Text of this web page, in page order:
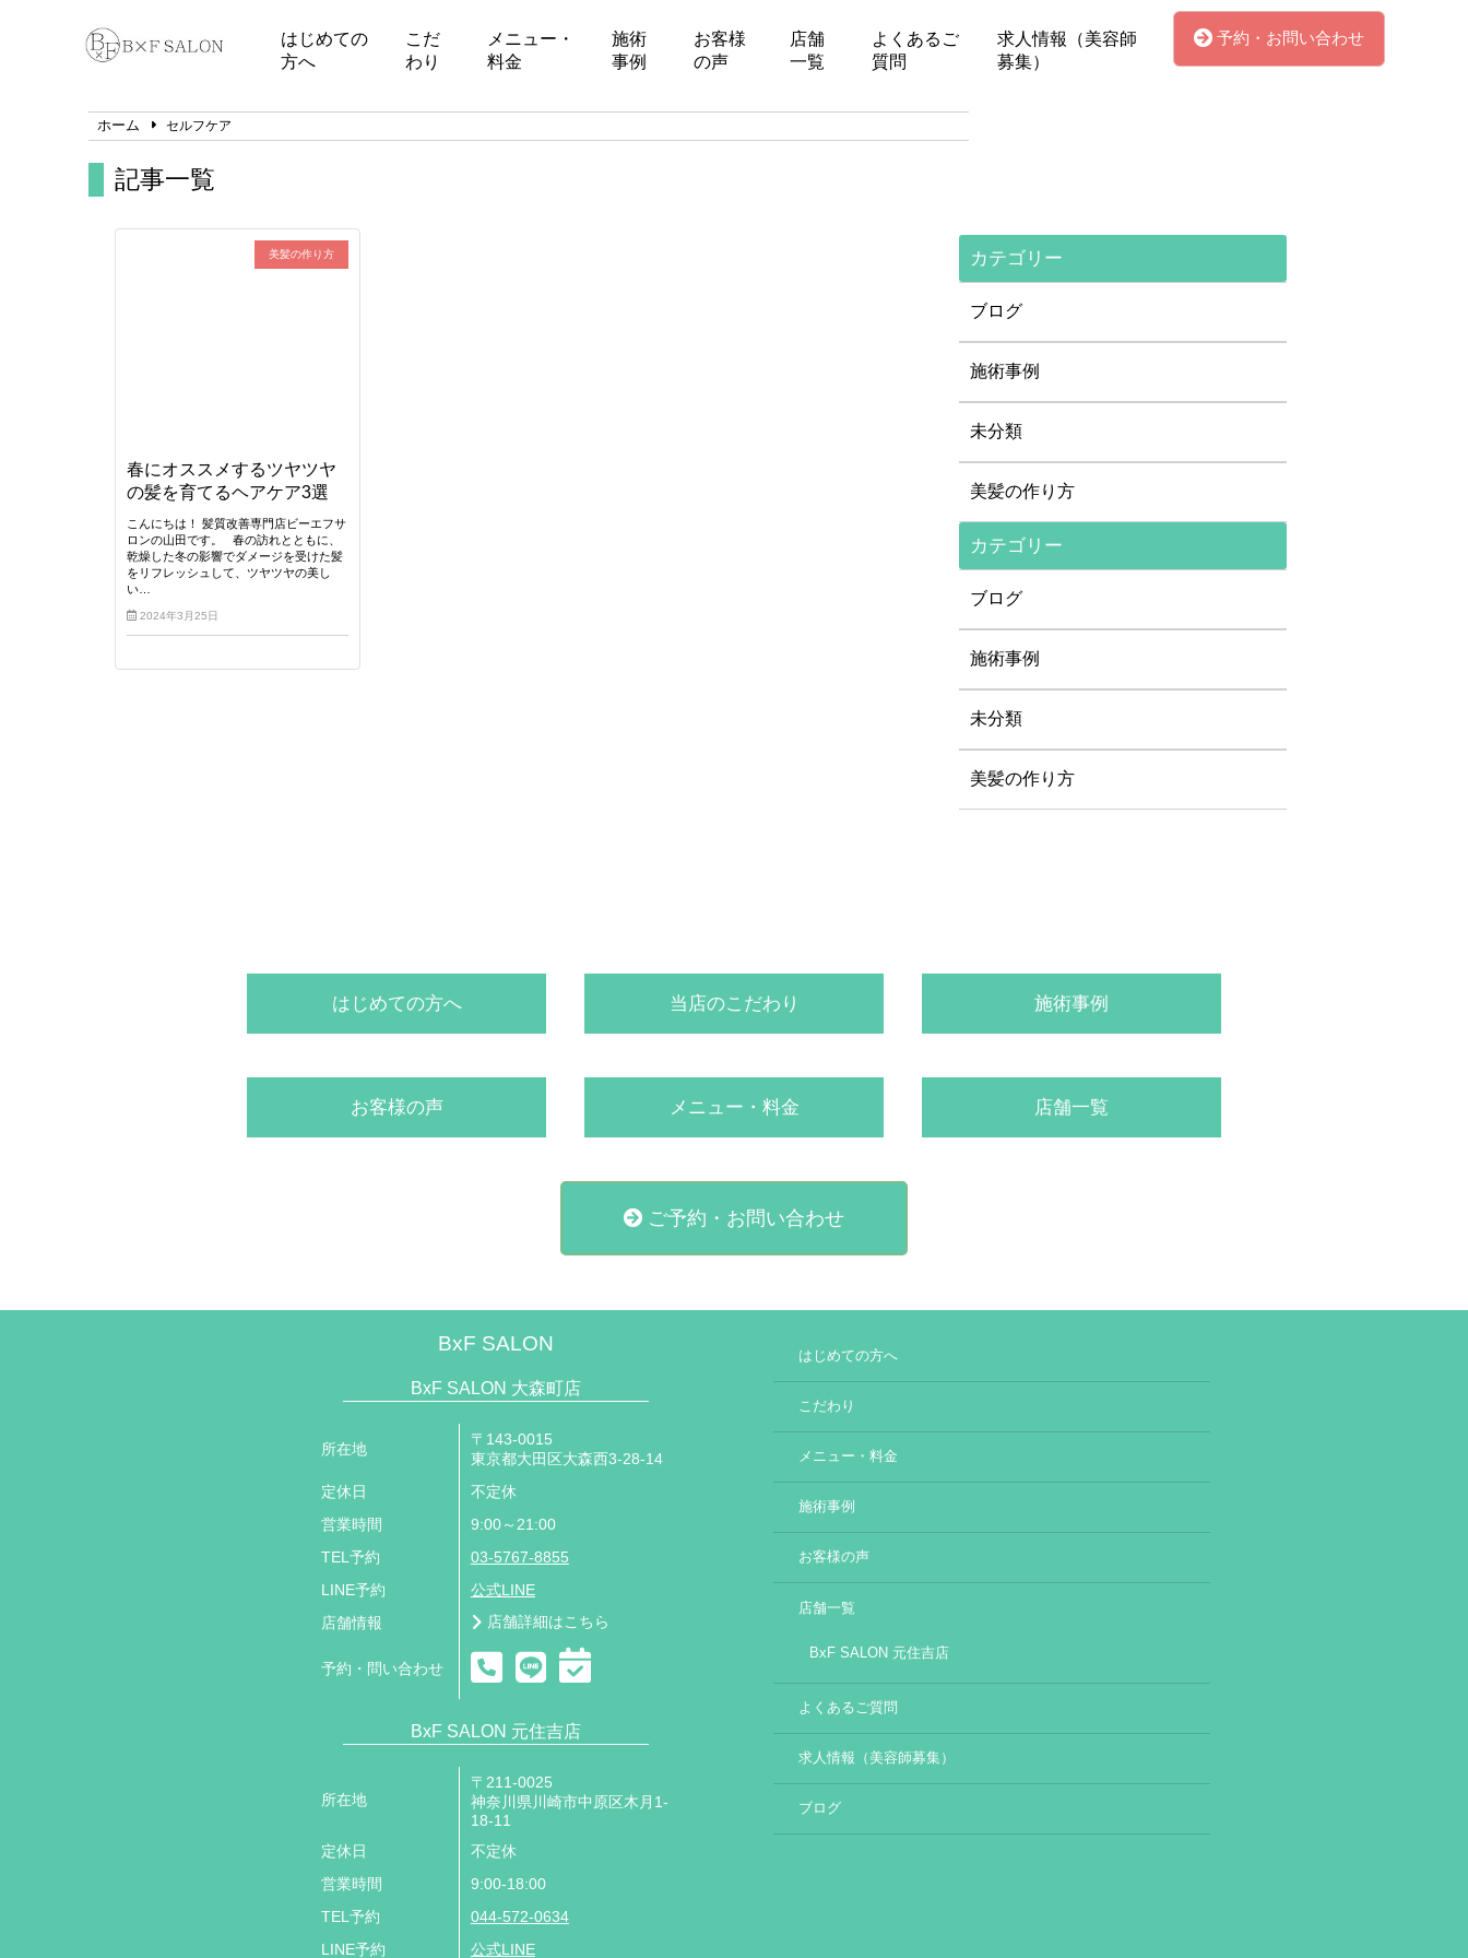
はじめての
方へ
こだ
わり
メニュー・
料金
施術
事例
お客様
の声
店舗
一覧
よくあるご
質問
求人情報（美容師
募集）
予約・お問い合わせ
ホーム セルフケア
記事一覧
美髪の作り方
春にオススメするツヤツヤ
の髪を育てるヘアケア3選
こんにちは！ 髪質改善専門店ビーエフサ
ロンの山田です。 春の訪れとともに、
乾燥した冬の影響でダメージを受けた髪
をリフレッシュして、ツヤツヤの美し
い…
2024年3月25日
カテゴリー
ブログ
施術事例
未分類
美髪の作り方
カテゴリー
ブログ
施術事例
未分類
美髪の作り方
はじめての方へ 当店のこだわり 施術事例
お客様の声 メニュー・料金 店舗一覧
ご予約・お問い合わせ
BxF SALON
BxF SALON 大森町店
所在地
〒143-0015
東京都大田区大森西3-28-14
定休日
不定休
営業時間
9:00～21:00
TEL予約
03-5767-8855
LINE予約
公式LINE
店舗情報
店舗詳細はこちら
予約・問い合わせ
BxF SALON 元住吉店
所在地
〒211-0025
神奈川県川崎市中原区木月1-
18-11
定休日
不定休
営業時間
9:00-18:00
TEL予約
044-572-0634
LINE予約
公式LINE
はじめての方へ
こだわり
メニュー・料金
施術事例
お客様の声
店舗一覧
BxF SALON 元住吉店
よくあるご質問
求人情報（美容師募集）
ブログ